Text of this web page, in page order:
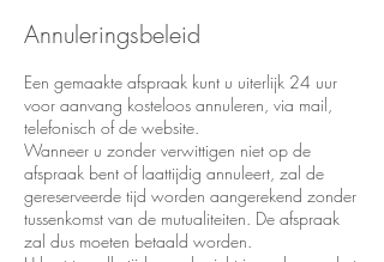
Annuleringsbeleid
Een gemaakte afspraak kunt u uiterlijk 24 uur
voor aanvang kosteloos annuleren, via mail,
telefonisch of de website.
Wanneer u zonder verwittigen niet op de
afspraak bent of laattijdig annuleert, zal de
gereserveerde tijd worden aangerekend zonder
tussenkomst van de mutualiteiten. De afspraak
zal dus moeten betaald worden.